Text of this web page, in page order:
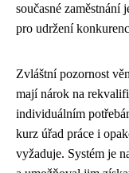
současné
pro udržení
Zvláštní pozornost
mají nárok na
individuálním
kurz úřad práce i
vyžaduje. Systém je